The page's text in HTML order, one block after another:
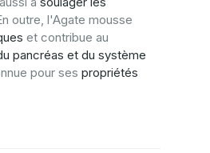
outre, l'Agate mousse
et contribue au
pancréas et du système
pour ses propriétés